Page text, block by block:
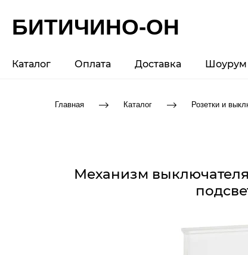
БИТИЧИНО-ОН
Каталог Оплата Доставка Шоурум
Главная Каталог Розетки и
Механизм